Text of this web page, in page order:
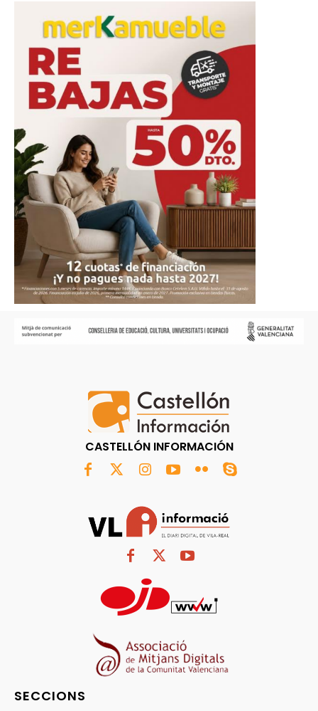
CASTELLÓN INFORMACIÓN
SECCIONS